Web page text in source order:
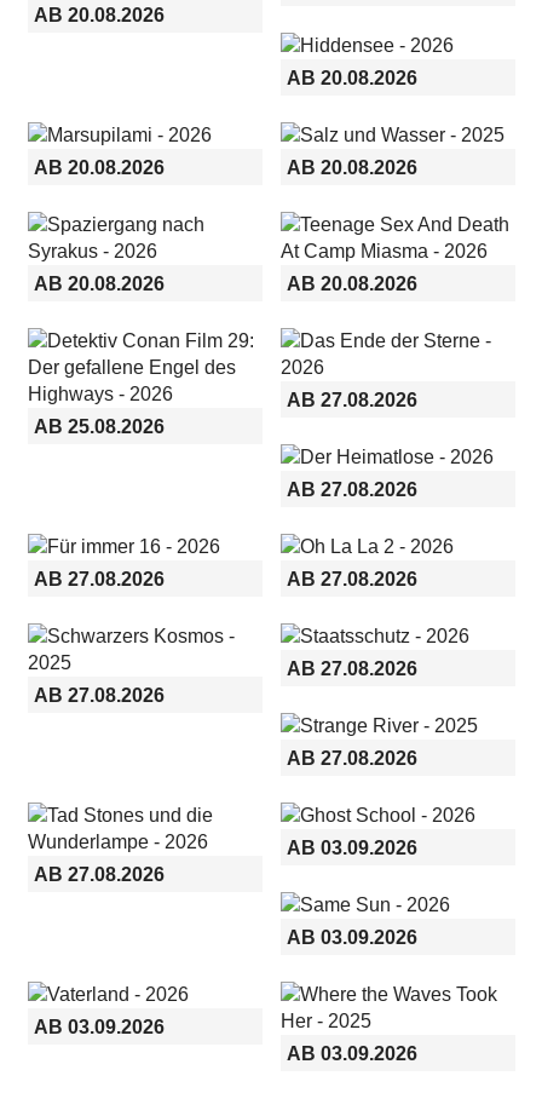
AB 20.08.2026
AB 20.08.2026
AB 20.08.2026 AB 20.08.2026
AB 20.08.2026 AB 20.08.2026
AB 25.08.2026
AB 27.08.2026
AB 27.08.2026
AB 27.08.2026 AB 27.08.2026
AB 27.08.2026
AB 27.08.2026
AB 27.08.2026
AB 27.08.2026
AB 03.09.2026
AB 03.09.2026
AB 03.09.2026
AB 03.09.2026